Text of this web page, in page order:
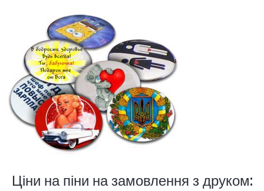
Ціни на піни на замовлення з друком: